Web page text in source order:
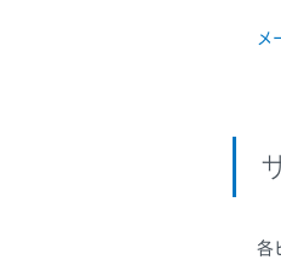
メ
各